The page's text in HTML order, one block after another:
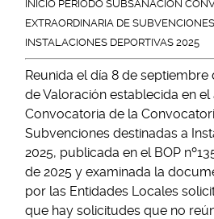
INICIO PERÍODO SUBSANACIÓN
EXTRAORDINARIA DE
INSTALACIONES DEPORTIVAS 2025
Reunida el día 8 de septiembre
de Valoración establecida en
Convocatoria de la
Subvenciones destinadas a
2025, publicada en el BOP
de 2025 y examinada la
por las Entidades Locales
que hay solicitudes que no